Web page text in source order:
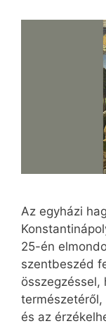
Az egyházi
25-én
szentbeszéd
összegzéssel,
természetéről,
és az